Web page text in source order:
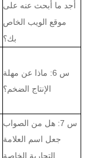
أجد ما أبحث عنه على
موقع الويب الخاص
بك؟
س 6: ماذا عن مهلة
الإنتاج الضخم؟
س 7: هل من الصواب
جعل اسم العلامة
التجارية الخاصة